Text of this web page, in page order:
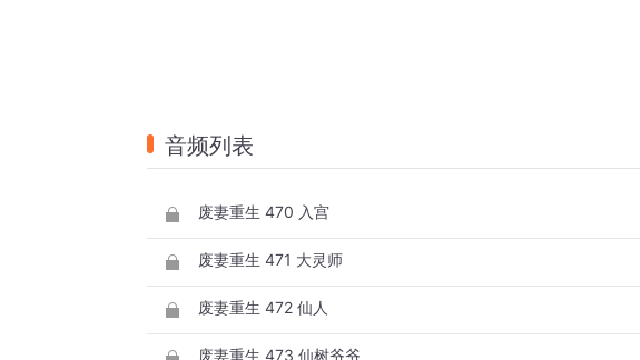
音频列表
废妻重生 470 入宫
废妻重生 471 大灵师
废妻重生 472 仙人
废妻重生 473 仙树爷爷